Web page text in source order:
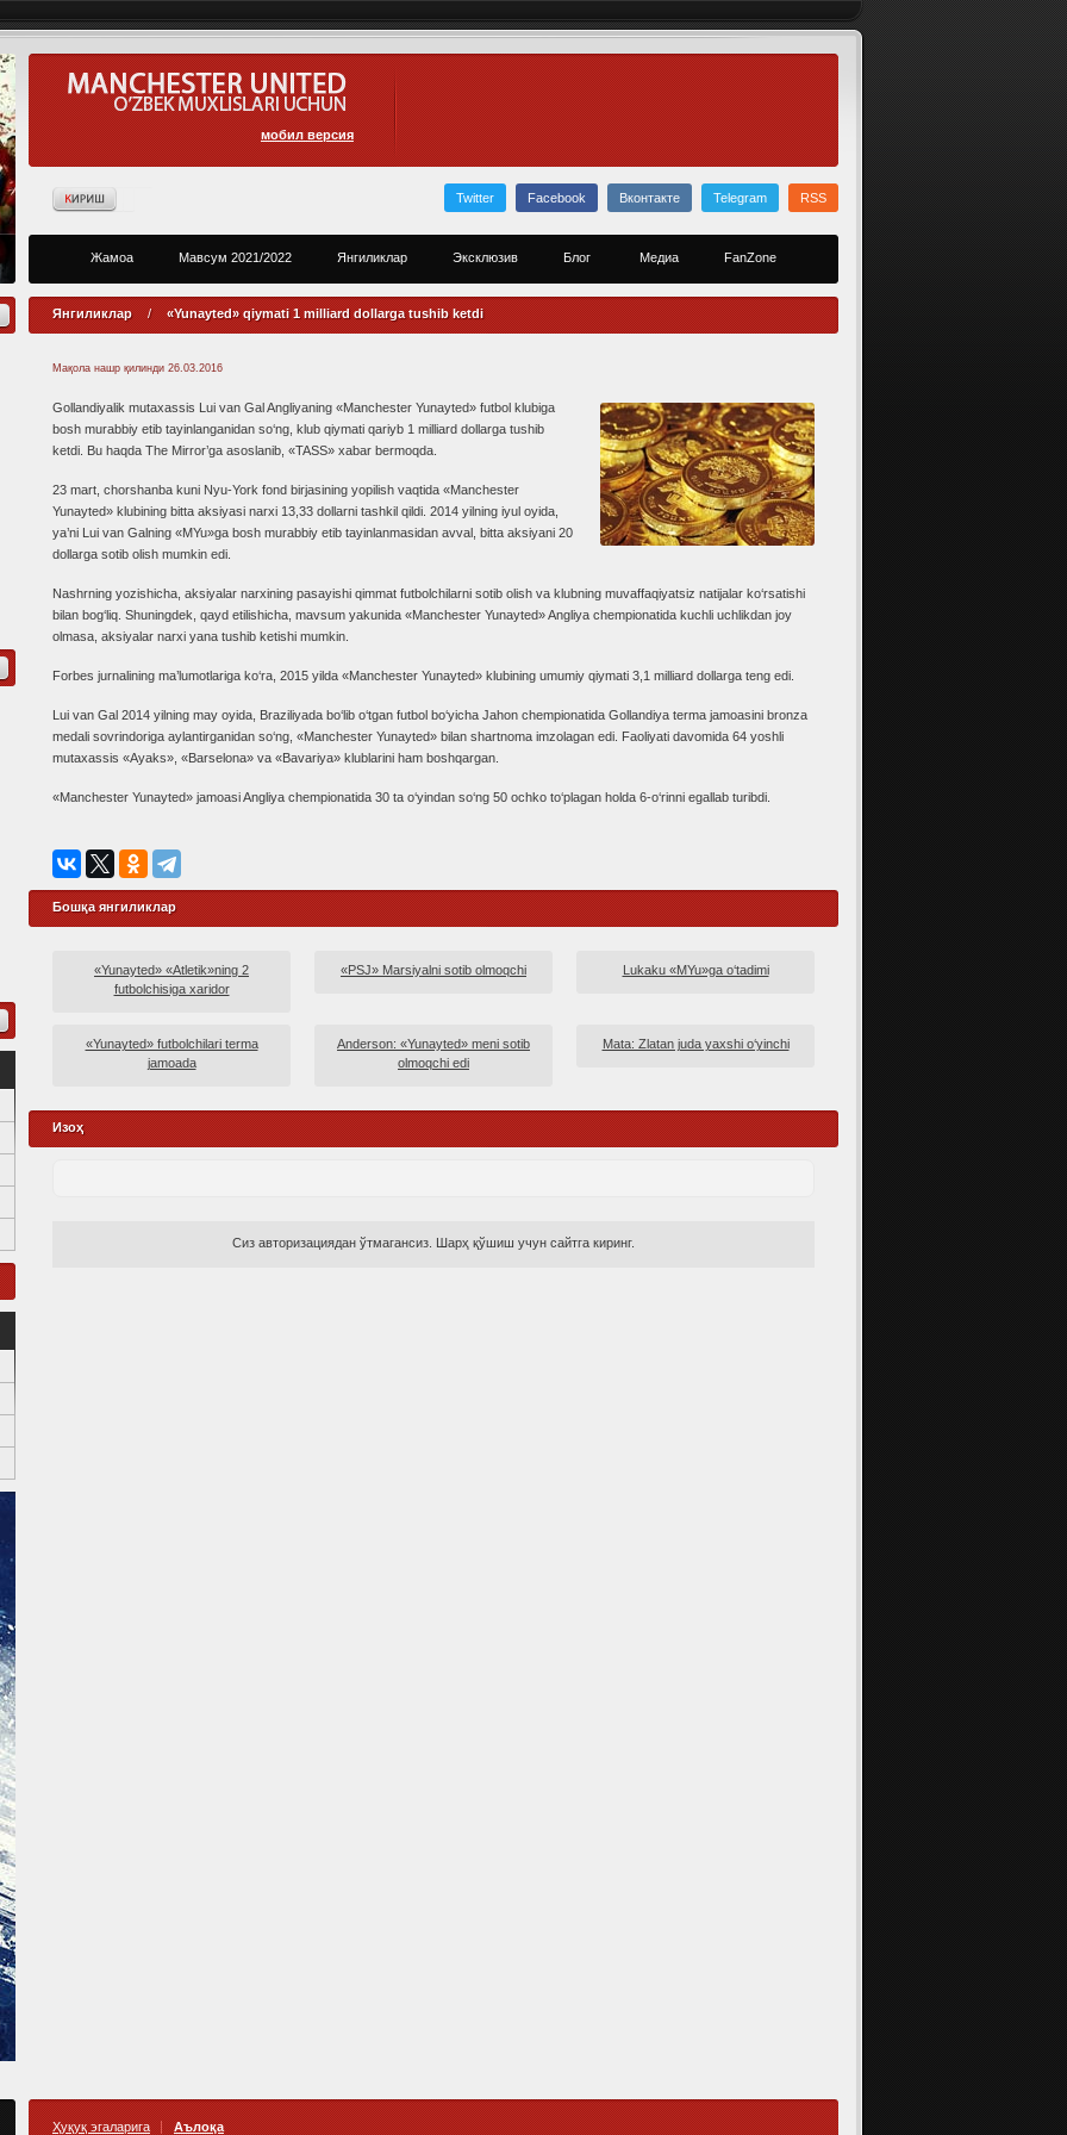
мобил версия
Twitter Facebook Вконтакте Telegram RSS
Жамоа Мавсум 2021/2022 Янгиликлар Эксклюзив Блог Медиа FanZone
Янгиликлар / «Yunayted» qiymati 1 milliard dollarga tushib ketdi
Мақола нашр қилинди 26.03.2016
Gollandiyalik mutaxassis Lui van Gal Angliyaning «Manchester Yunayted» futbol klubiga
bosh murabbiy etib tayinlanganidan so‘ng, klub qiymati qariyb 1 milliard dollarga tushib
ketdi. Bu haqda The Mirror’ga asoslanib, «TASS» xabar bermoqda.
23 mart, chorshanba kuni Nyu-York fond birjasining yopilish vaqtida «Manchester
Yunayted» klubining bitta aksiyasi narxi 13,33 dollarni tashkil qildi. 2014 yilning iyul oyida,
ya’ni Lui van Galning «MYu»ga bosh murabbiy etib tayinlanmasidan avval, bitta aksiyani 20
dollarga sotib olish mumkin edi.
Nashrning yozishicha, aksiyalar narxining pasayishi qimmat futbolchilarni sotib olish va klubning muvaffaqiyatsiz natijalar ko‘rsatishi
bilan bog‘liq. Shuningdek, qayd etilishicha, mavsum yakunida «Manchester Yunayted» Angliya chempionatida kuchli uchlikdan joy
olmasa, aksiyalar narxi yana tushib ketishi mumkin.
Forbes jurnalining ma’lumotlariga ko‘ra, 2015 yilda «Manchester Yunayted» klubining umumiy qiymati 3,1 milliard dollarga teng edi.
Lui van Gal 2014 yilning may oyida, Braziliyada bo‘lib o‘tgan futbol bo‘yicha Jahon chempionatida Gollandiya terma jamoasini bronza
medali sovrindoriga aylantirganidan so‘ng, «Manchester Yunayted» bilan shartnoma imzolagan edi. Faoliyati davomida 64 yoshli
mutaxassis «Ayaks», «Barselona» va «Bavariya» klublarini ham boshqargan.
«Manchester Yunayted» jamoasi Angliya chempionatida 30 ta o‘yindan so‘ng 50 ochko to‘plagan holda 6-o‘rinni egallab turibdi.
Бошқа янгиликлар
«Yunayted» «Atletik»ning 2
futbolchisiga xaridor
«PSJ» Marsiyalni sotib olmoqchi Lukaku «MYu»ga o‘tadimi
«Yunayted» futbolchilari terma
jamoada
Anderson: «Yunayted» meni sotib
olmoqchi edi
Mata: Zlatan juda yaxshi o‘yinchi
Изоҳ
Сиз авторизациядан ўтмагансиз. Шарҳ қўшиш учун сайтга киринг.
Ҳуқуқ эгаларига Аълоқа